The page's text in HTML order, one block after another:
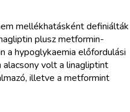
mellékhatásként definiálták
plusz metformin-
a hypoglykaemia előfordulási
volt a linagliptint
illetve a metformint